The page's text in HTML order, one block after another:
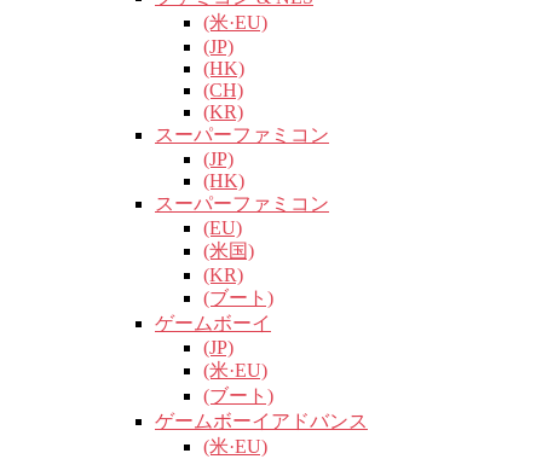
(米·EU)
(JP)
(HK)
(CH)
(KR)
スーパーファミコン
(JP)
(HK)
スーパーファミコン
(EU)
(米国)
(KR)
(ブート)
ゲームボーイ
(JP)
(米·EU)
(ブート)
ゲームボーイアドバンス
(米·EU)